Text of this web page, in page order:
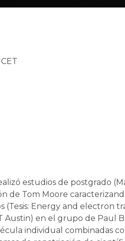
estudios de postgrado
de Tom Moore
Energy and electron
en el grupo de Paul
individual combinadas